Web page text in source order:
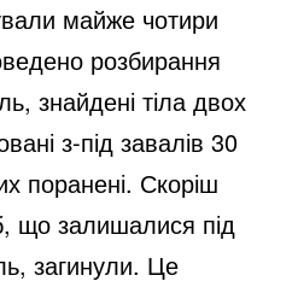
e
o
майже чотири
розбирання
знайдені тіла двох
з-під завалів 30
поранені. Скоріш
що залишалися під
загинули. Це